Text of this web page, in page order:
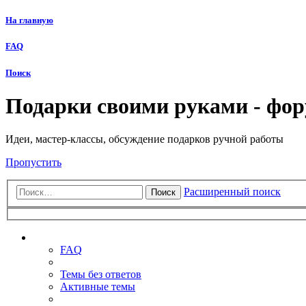
На главную
FAQ
Поиск
Подарки своими руками -
Идеи, мастер-классы, обсуждение подарков ручной работы
Пропустить
Поиск Расширенный поиск
FAQ
Темы без ответов
Активные темы